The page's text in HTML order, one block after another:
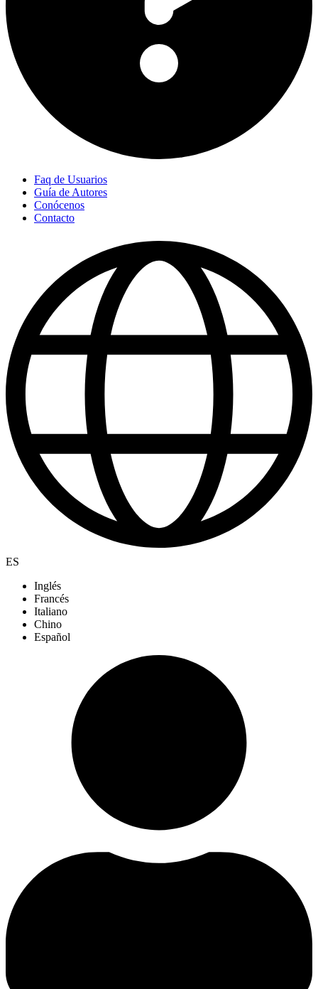
Faq de Usuarios
Guía de Autores
Conócenos
Contacto
ES
Inglés
Francés
Italiano
Chino
Español